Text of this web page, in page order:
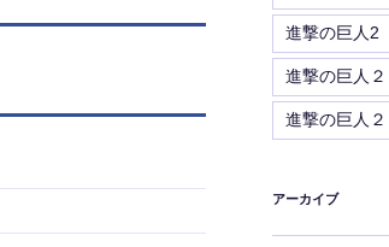
進撃の巨人
進撃の巨人
進撃の巨人
アーカイブ